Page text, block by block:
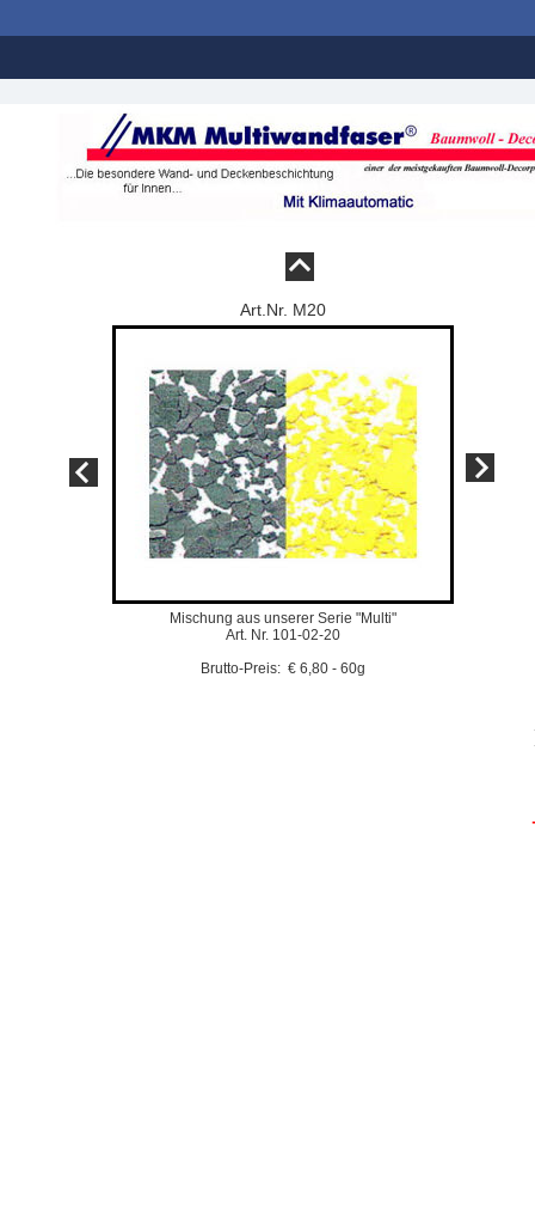
Art.Nr. M20
Mischung aus unserer Serie "Multi"
Art. Nr. 101-02-20
Brutto-Preis: € 6,80 - 60g